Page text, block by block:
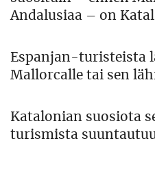
Andalusiaa – on
Espanjan-turisteista
Mallorcalle tai sen
Katalonian suosiota
turismista